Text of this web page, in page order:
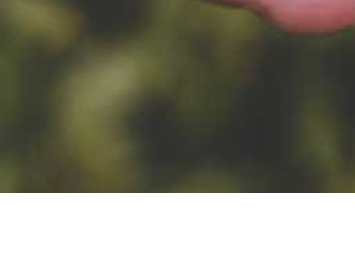
chmielami lager – goryczkowy i
aromatyczny